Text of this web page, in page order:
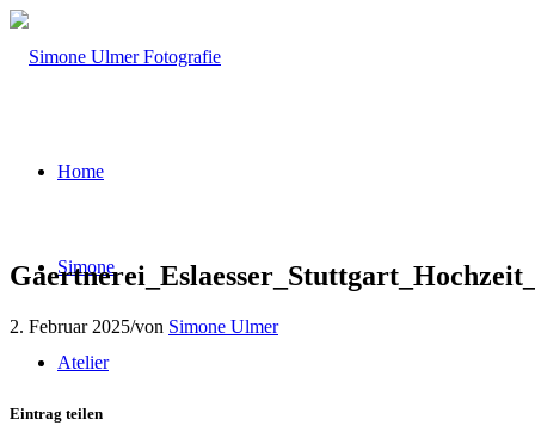
Home
Simone
Atelier
2. Februar 2025/von Simone Ulmer
Eintrag teilen